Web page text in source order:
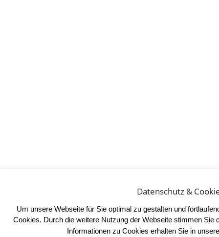
Datenschutz &
Um unsere Webseite für Sie optimal zu gestalten und
Cookies. Durch die weitere Nutzung der Webseite stimmen Sie
Informationen zu Cookies erhalten Sie in